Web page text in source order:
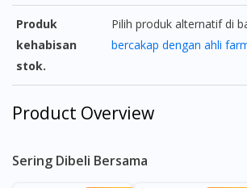
Produk
kehabisan
stok.
Pilih produk alternatif di
bercakap dengan ahli
Product Overview
Sering Dibeli Bersama